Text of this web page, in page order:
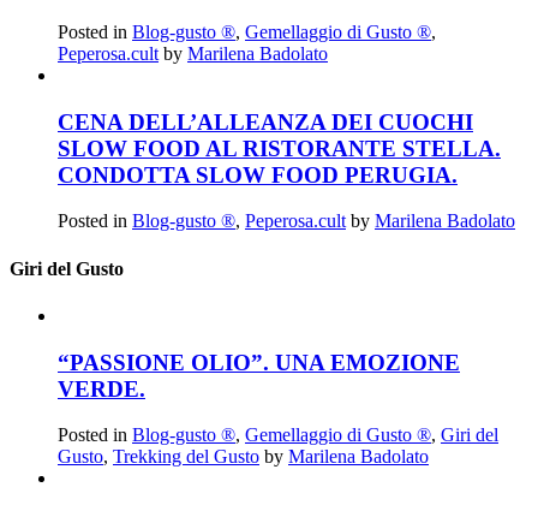
Posted in Blog-gusto ®, Gemellaggio di Gusto ®,
Peperosa.cult by Marilena Badolato
CENA DELL’ALLEANZA DEI CUOCHI
SLOW FOOD AL RISTORANTE STELLA.
CONDOTTA SLOW FOOD PERUGIA.
Posted in Blog-gusto ®, Peperosa.cultby Marilena Badolato
Giri del Gusto
“PASSIONE OLIO”. UNA EMOZIONE
VERDE.
Posted in Blog-gusto ®, Gemellaggio di Gusto ®, Giri del
Gusto, Trekking del Gusto by Marilena Badolato